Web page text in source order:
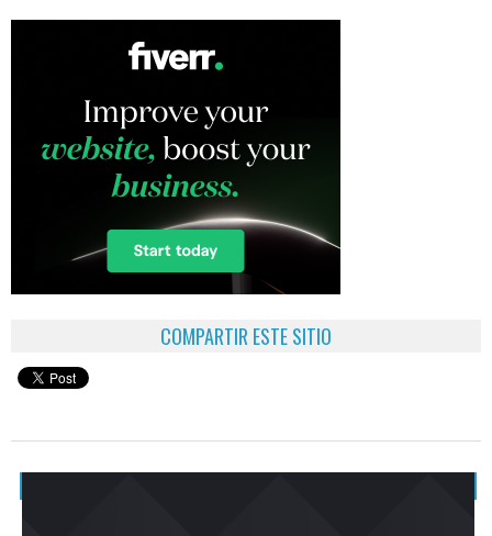
COMPARTIR ESTE SITIO